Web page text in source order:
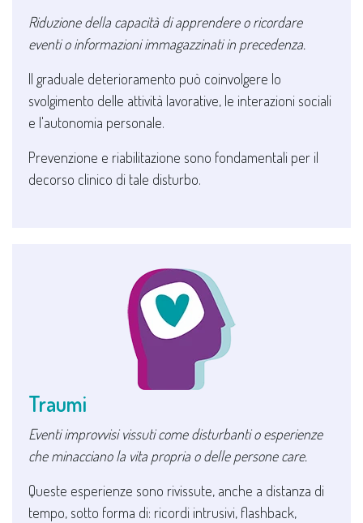
Riduzione della capacità di apprendere o ricordare
eventi o informazioni immagazzinati in precedenza.
Il graduale deterioramento può coinvolgere lo
svolgimento delle attività lavorative, le interazioni sociali
e l'autonomia personale.
Prevenzione e riabilitazione sono fondamentali per il
decorso clinico di tale disturbo.
Traumi
Eventi improvvisi vissuti come disturbanti o esperienze
che minacciano la vita propria o delle persone care.
Queste esperienze sono rivissute, anche a distanza di
tempo, sotto forma di: ricordi intrusivi, flashback,